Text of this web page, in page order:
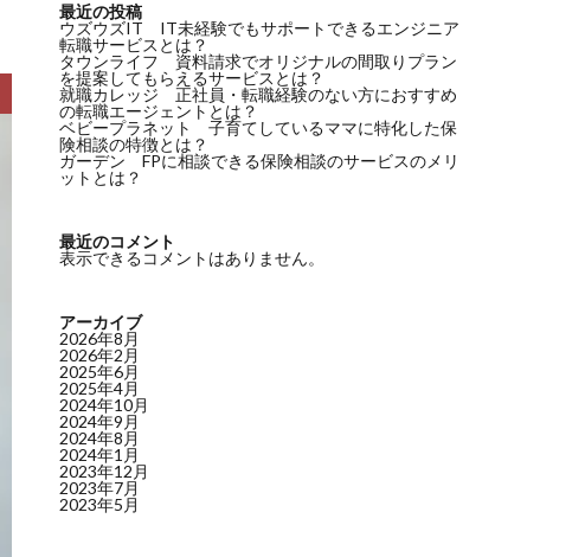
最近の投稿
ウズウズIT IT未経験でもサポートできるエンジニア
転職サービスとは？
タウンライフ 資料請求でオリジナルの間取りプラン
を提案してもらえるサービスとは？
就職カレッジ 正社員・転職経験のない方におすすめ
の転職エージェントとは？
ベビープラネット 子育てしているママに特化した保
険相談の特徴とは？
ガーデン FPに相談できる保険相談のサービスのメリ
ットとは？
最近のコメント
表示できるコメントはありません。
アーカイブ
2026年8月
2026年2月
2025年6月
2025年4月
2024年10月
2024年9月
2024年8月
2024年1月
2023年12月
2023年7月
2023年5月